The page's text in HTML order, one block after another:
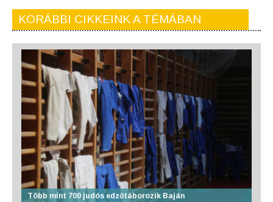
KORÁBBI CIKKEINK A TÉMÁBAN
Több mint 700 judós edzőtáborozik Baján